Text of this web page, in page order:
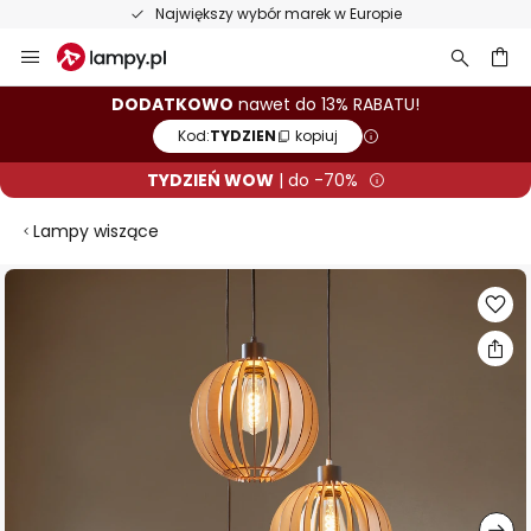
Największy wybór marek w Europie
Przejdź
do
DODATKOWO nawet do 13% RABATU!
Kod:TYDZIEN kopiuj
TYDZIEŃ WOW| do -70%
Lampy wiszące
Przejdź